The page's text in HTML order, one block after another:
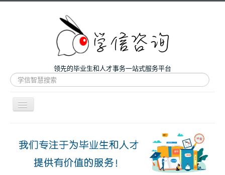
领先的毕业生和人才事务一站式服务平台
站
内
搜
导
航
微咨询
人才服务